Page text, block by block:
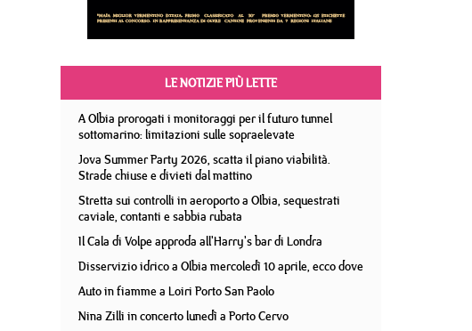
LE NOTIZIE PIÙ LETTE
A Olbia prorogati i monitoraggi per il futuro tunnel
sottomarino: limitazioni sulle sopraelevate
Jova Summer Party 2026, scatta il piano viabilità.
Strade chiuse e divieti dal mattino
Stretta sui controlli in aeroporto a Olbia, sequestrati
caviale, contanti e sabbia rubata
Il Cala di Volpe approda all'Harry's bar di Londra
Disservizio idrico a Olbia mercoledì 10 aprile, ecco dove
Auto in fiamme a Loiri Porto San Paolo
Nina Zilli in concerto lunedì a Porto Cervo